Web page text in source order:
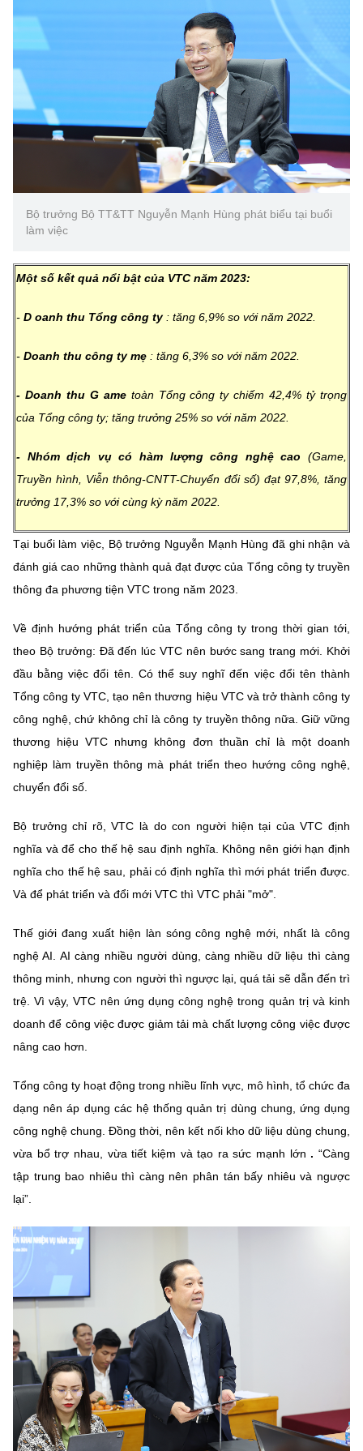
Bộ trưởng Bộ TT&TT Nguyễn Mạnh Hùng phát biểu tại buổi
làm việc
Một số kết quả nổi bật của VTC năm 2023:
- D oanh thu Tổng công ty: tăng 6,9% so với năm 2022.
- Doanh thu công ty mẹ : tăng 6,3% so với năm 2022.
- Doanh thu G ame toàn Tổng công ty chiếm 42,4% tỷ trọng
của Tổng công ty; tăng trưởng 25% so với năm 2022.
- Nhóm dịch vụ có hàm lượng công nghệ cao (Game,
Truyền hình, Viễn thông-CNTT-Chuyển đổi số) đạt 97,8%, tăng
trưởng 17,3% so với cùng kỳ năm 2022.
Tại buổi làm việc, Bộ trưởng Nguyễn Mạnh Hùng đã ghi nhận và
đánh giá cao những thành quả đạt được của Tổng công ty truyền
thông đa phương tiện VTC trong năm 2023.
Về định hướng phát triển của Tổng công ty trong thời gian tới,
theo Bộ trưởng: Đã đến lúc VTC nên bước sang trang mới. Khởi
đầu bằng việc đổi tên. Có thể suy nghĩ đến việc đổi tên thành
Tổng công ty VTC, tạo nên thương hiệu VTC và trở thành công ty
công nghệ, chứ không chỉ là công ty truyền thông nữa. Giữ vững
thương hiệu VTC nhưng không đơn thuần chỉ là một doanh
nghiệp làm truyền thông mà phát triển theo hướng công nghệ,
chuyển đổi số.
Bộ trưởng chỉ rõ, VTC là do con người hiện tại của VTC định
nghĩa và để cho thế hệ sau định nghĩa. Không nên giới hạn định
nghĩa cho thế hệ sau, phải có định nghĩa thì mới phát triển được.
Và để phát triển và đổi mới VTC thì VTC phải "mở".
Thế giới đang xuất hiện làn sóng công nghệ mới, nhất là công
nghệ AI. AI càng nhiều người dùng, càng nhiều dữ liệu thì càng
thông minh, nhưng con người thì ngược lại, quá tải sẽ dẫn đến trì
trệ. Vì vậy, VTC nên ứng dụng công nghệ trong quản trị và kinh
doanh để công việc được giảm tải mà chất lượng công việc được
nâng cao hơn.
Tổng công ty hoạt động trong nhiều lĩnh vực, mô hình, tổ chức đa
dạng nên áp dụng các hệ thống quản trị dùng chung, ứng dụng
công nghệ chung. Đồng thời, nên kết nối kho dữ liệu dùng chung,
vừa bổ trợ nhau, vừa tiết kiệm và tạo ra sức mạnh lớn .“Càng
tập trung bao nhiêu thì càng nên phân tán bấy nhiêu và ngược
lại”.